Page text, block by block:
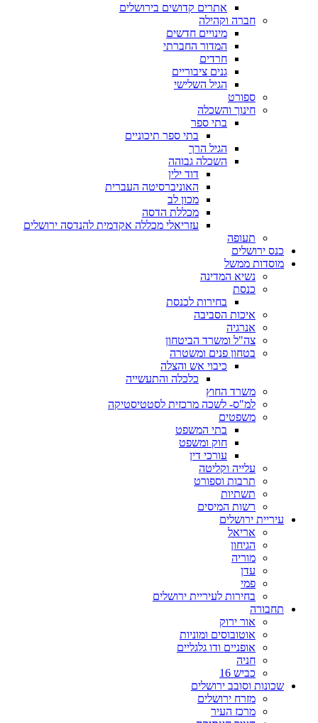
אתרים קדושים בירושלים
חברה וקהילה
מינויים חדשים
המדור החברתי
חרדים
גנים ציבוריים
הגיל השלישי
ספורט
חינוך והשכלה
בתי ספר
בתי ספר תיכוניים
הגיל הרך
השכלה גבוהה
דוד ילין
האוניברסיטה העברית
מכון לב
מכללת הדסה
עזריאלי מכללה אקדמית להנדסה ירושלים
תעופה
כנס ירושלים
מוסדות ממשל
נשיא המדינה
כנסת
בחירות לכנסת
איכות הסביבה
אנרגיה
צה"ל ומשרד הביטחון
בטחון פנים ומשטרה
כיבוי אש והצלה
כלכלה והתעשייה
משרד החוץ
למ"ס- לשכה מרכזית לסטטיסטיקה
משפטים
בתי המשפט
חוק ומשפט
עורכי דין
עלייה וקליטה
תרבות וספורט
תשתיות
רשות המיסים
עיריית ירושלים
אריאל
הגיחון
מוריה
עדן
פמי
בחירות לעיריית ירושלים
תחבורה
אור ירוק
אוטובוסים ומוניות
אופניים ודו גלגליים
חניה
כביש 16
שכונות וסובב ירושלים
מזרח ירושלים
מרכז העיר